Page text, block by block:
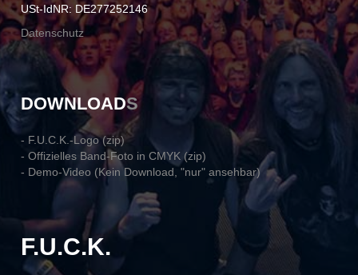
USt-IdNR: DE277252146
Datenschutz
DOWNLOADS
- F.U.C.K.-Logo (zip)
- Offizielles Band-Foto in CMYK (zip)
- Demo-Video (Kein Download, "nur" ansehbar)
F.U.C.K.